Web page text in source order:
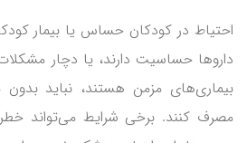
احتیاط در کودکان حساس یا بیمار
داروها حساسیت دارند، یا دچار
بیماری‌های مزمن هستند، نباید
مصرف کنند. برخی شرایط می‌تواند